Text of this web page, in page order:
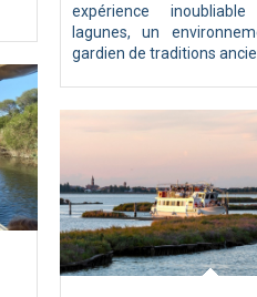
expérience
lagunes, un
gardien de traditions